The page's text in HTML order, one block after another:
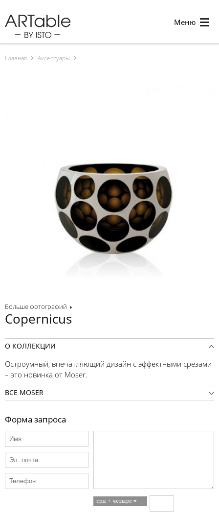
Меню
Главная Аксессуары
Больше фотографий
Copernicus
О КОЛЛЕКЦИИ
Остроумный, впечатляющий дизайн с эффектными срезами
– это новинка от Moser.
ВСЕ MOSER
Форма запроса